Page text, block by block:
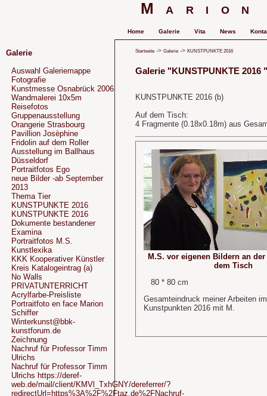
Home Galerie Vita News
Startseite ->Galerie ->KUNSTPUNKTE 2016
Galerie "KUNSTPUNKTE 2016
KUNSTPUNKTE 2016 (b)
Auf dem Tisch:
4 Fragmente (0.18x0.18m) aus
M.S. vor eigenen Bildern an
dem Tisch
80 * 80 cm
Gesamteindruck meiner Arbeiten
Kunstpunkten 2016 mit M.
Galerie
Auswahl Galeriemappe
Fotografie
Kunstmesse Osnabrück 2006
Wandmalerei 10x5m
Reisefotos
Gruppenausstellung
Orangerie Strasbourg
Pavillion Josèphine
Fridolin auf dem Roller
Ausstellung im Ballhaus
Düsseldorf
Portraitfotos Ego
neue Bilder -ab September
2013
Thema Tier
KUNSTPUNKTE 2016
KUNSTPUNKTE 2016
Dokumente bestandener
Examina
Portraitfotos M.S.
Kunstlexika
KKK Kooperativer Künstler
Kreis Katalogeintrag (a)
No Walls
PRIVATUNTERRICHT
Acrylfarbe-Preisliste
Portraitfoto en face Marion
Schiffer
Winterkunst@bbk-
kunstforum.de
Zeichnung
Nachruf für Professor Timm
Ulrichs
Nachruf für Professor Timm
Ulrichs https://deref-
web.de/mail/client/KMVl_TxhGNY/dereferrer/?
redirectUrl=https%3A%2F%2Ftaz.de%2FNachruf-